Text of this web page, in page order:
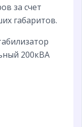
за счет
габаритов.
200кВА